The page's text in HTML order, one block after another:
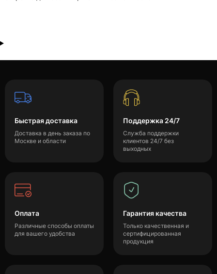
Быстрая доставка
Доставка в день заказа по
Москве и области
Поддержка 24/7
Служба поддержки
клиентов 24/7 без
выходных
Оплата
Различные способы оплаты
для вашего удобства
Гарантия качества
Только качественная и
сертифицированная
продукция